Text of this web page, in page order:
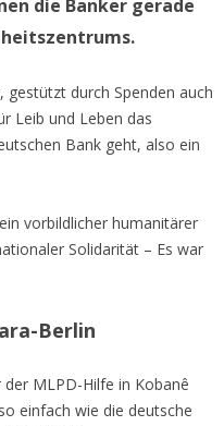
die Banker gerade
durch Spenden auch
Leib und Leben das
Bank geht, also ein
vorbildlicher humanitärer
Solidarität – Es war
Berlin
MLPD-Hilfe in Kobanê
einfach wie die deutsche